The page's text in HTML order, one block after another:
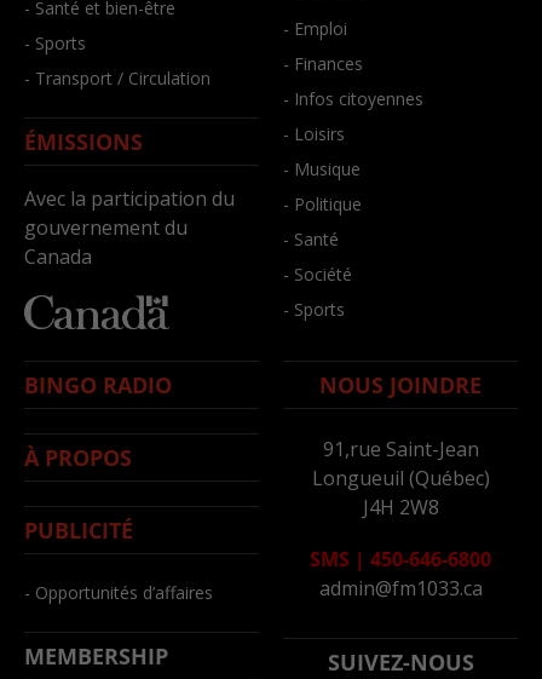
- Santé et bien-être
- Sports
- Transport / Circulation
ÉMISSIONS
Avec la participation du
gouvernement du
Canada
- Emploi
- Finances
- Infos citoyennes
- Loisirs
- Musique
- Politique
- Santé
- Société
- Sports
BINGO RADIO
À PROPOS
PUBLICITÉ
- Opportunités d’affaires
MEMBERSHIP
NOUS JOINDRE
91,rue Saint-Jean
Longueuil (Québec)
J4H 2W8
SMS | 450-646-6800
admin@fm1033.ca
SUIVEZ-NOUS